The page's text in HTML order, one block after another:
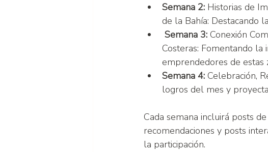
Semana 2: Historias de
de la Bahía: Destacando
Semana 3: Conexión
Costeras: Fomentando
emprendedores de estas
Semana 4: Celebración,
logros del mes y
Cada semana incluirá posts
recomendaciones y posts
la participación.